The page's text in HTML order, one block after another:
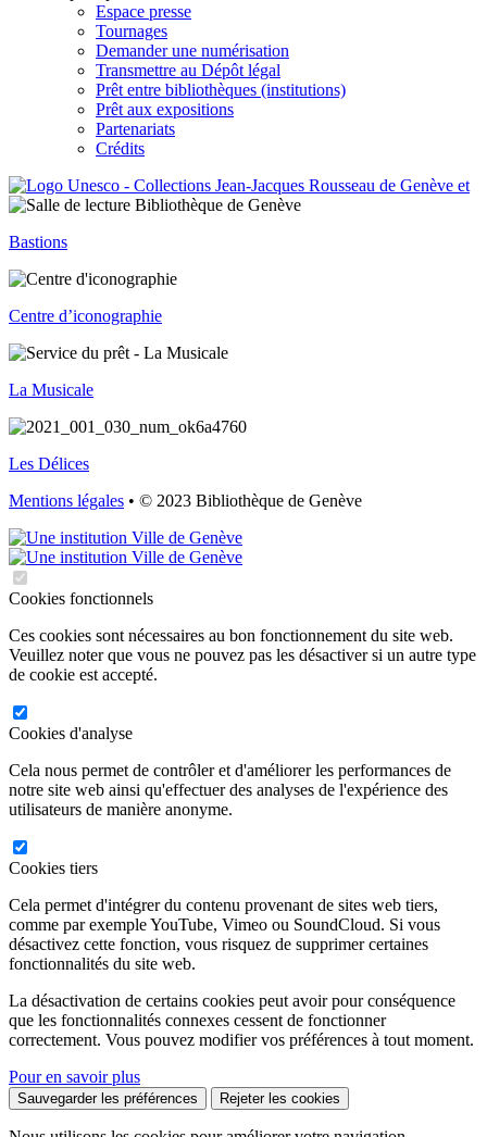
Espace presse
Tournages
Demander une numérisation
Transmettre au Dépôt légal
Prêt entre bibliothèques (institutions)
Prêt aux expositions
Partenariats
Crédits
Bastions
Centre d’iconographie
La Musicale
Les Délices
Mentions légales • © 2023 Bibliothèque de Genève
Cookies fonctionnels
Ces cookies sont nécessaires au bon fonctionnement du site web.
Veuillez noter que vous ne pouvez pas les désactiver si un autre type
de cookie est accepté.
Cookies d'analyse
Cela nous permet de contrôler et d'améliorer les performances de
notre site web ainsi qu'effectuer des analyses de l'expérience des
utilisateurs de manière anonyme.
Cookies tiers
Cela permet d'intégrer du contenu provenant de sites web tiers,
comme par exemple YouTube, Vimeo ou SoundCloud. Si vous
désactivez cette fonction, vous risquez de supprimer certaines
fonctionnalités du site web.
La désactivation de certains cookies peut avoir pour conséquence
que les fonctionnalités connexes cessent de fonctionner
correctement. Vous pouvez modifier vos préférences à tout moment.
Pour en savoir plus
Sauvegarder les préférences Rejeter les cookies